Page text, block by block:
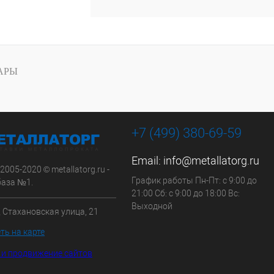
2020 © metallatorg.ru -
№1.
Стахановская улица, 21
на карте
продвижение сайтов
+7 (499) 380-69-59
Email: info@metallatorg.ru
График работы Пн-Пт: с 9:00 до
21:00 Сб: с 9:00 до 18:00 Вс:
Выходной